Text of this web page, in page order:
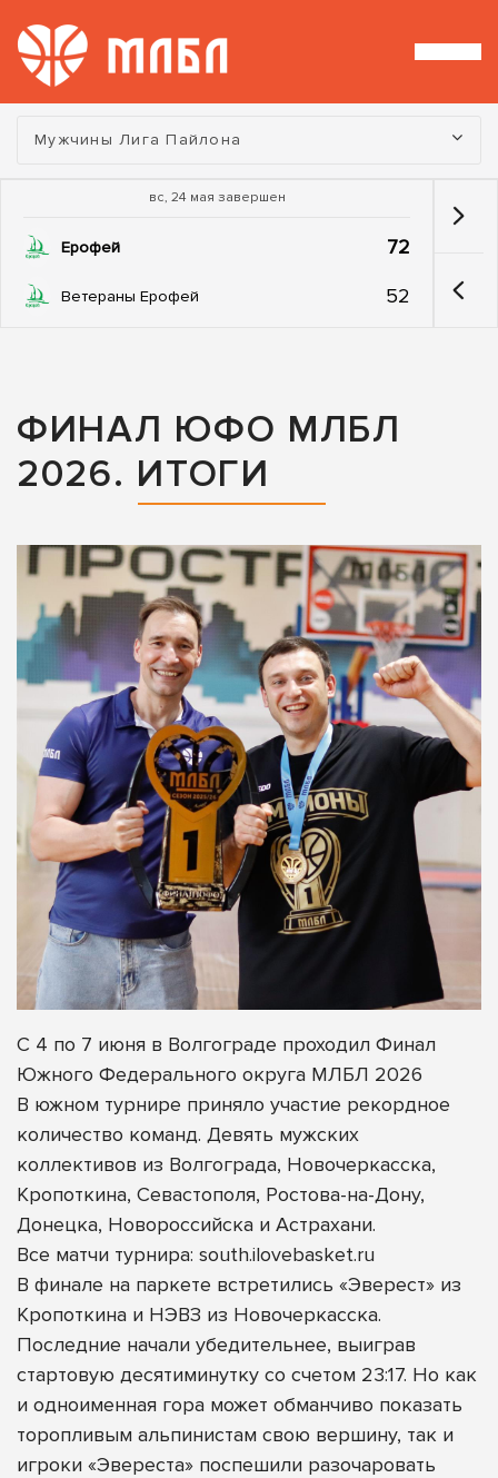
Турнир:
Мужчины Лига Пайлона
вс, 24 мая завершен
Ерофей 72
Ветераны Ерофей 52
ФИНАЛ ЮФО МЛБЛ
2026. ИТОГИ
С 4 по 7 июня в Волгограде проходил Финал
Южного Федерального округа МЛБЛ 2026
В южном турнире приняло участие рекордное
количество команд. Девять мужских
коллективов из Волгограда, Новочеркасска,
Кропоткина, Севастополя, Ростова-на-Дону,
Донецка, Новороссийска и Астрахани.
Все матчи турнира: south.ilovebasket.ru
В финале на паркете встретились «Эверест» из
Кропоткина и НЭВЗ из Новочеркасска.
Последние начали убедительнее, выиграв
стартовую десятиминутку со счетом 23:17. Но как
и одноименная гора может обманчиво показать
торопливым альпинистам свою вершину, так и
игроки «Эвереста» поспешили разочаровать